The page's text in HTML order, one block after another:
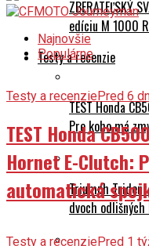
ZBERATEĽSKÝ
edíciu M 1000
Testy a recenzie
TEST Honda
Pre koho má
Triumph Trident
dvoch
Najnovšie
Populárne
Testy a recenziePred 6
TEST Honda
Hornet E-Clutch:
automatická
Testy a recenziePred 1